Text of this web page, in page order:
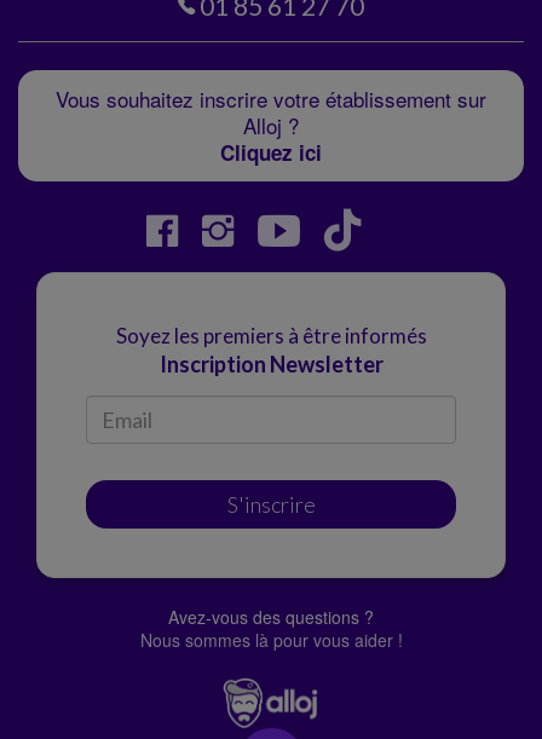
Vous souhaitez inscrire votre établissement sur
Alloj ?
Cliquez ici
Soyez les premiers à être informés
Inscription Newsletter
S'inscrire
Avez-vous des questions ?
Nous sommes là pour vous aider !